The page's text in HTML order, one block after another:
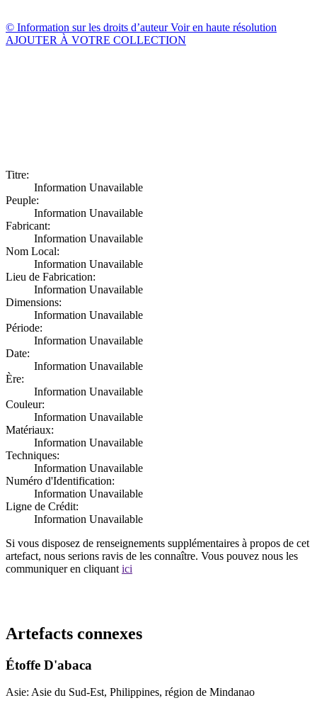
© Information sur les droits d’auteurVoir en haute résolution
AJOUTER À VOTRE COLLECTION
Titre:
Information Unavailable
Peuple:
Information Unavailable
Fabricant:
Information Unavailable
Nom Local:
Information Unavailable
Lieu de Fabrication:
Information Unavailable
Dimensions:
Information Unavailable
Période:
Information Unavailable
Date:
Information Unavailable
Ère:
Information Unavailable
Couleur:
Information Unavailable
Matériaux:
Information Unavailable
Techniques:
Information Unavailable
Numéro d'Identification:
Information Unavailable
Ligne de Crédit:
Information Unavailable
Si vous disposez de renseignements supplémentaires à propos de cet
artefact, nous serions ravis de les connaître. Vous pouvez nous les
communiquer en cliquant ici
Artefacts connexes
Étoffe D'abaca
Asie: Asie du Sud-Est, Philippines, région de Mindanao